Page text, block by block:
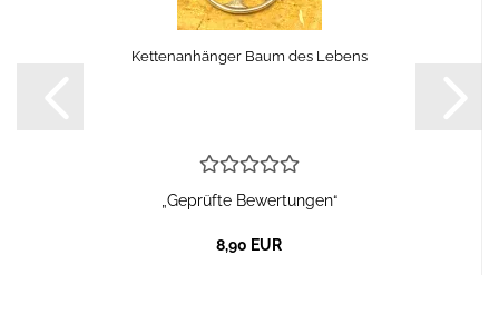
Kettenanhänger Baum des Lebens
„Geprüfte Bewertungen“
8,90 EUR